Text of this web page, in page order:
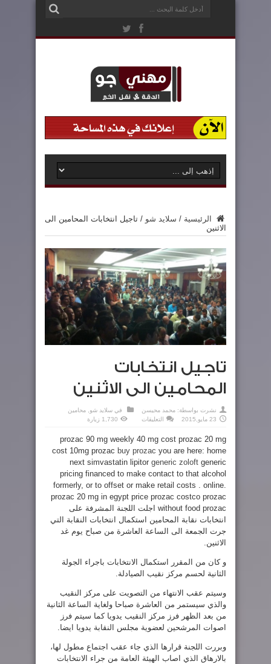
الرئيسية / سلايد شو / تاجيل انتخابات المحامين الى
الاثنين
تاجيل انتخابات
المحامين الى الاثنين
نشرت بواسطة: محمد محيسن في سلايد شو
محامين
23 مايو,2015
التعليقات
المحامين
الاثنين
مغلقة
1,730 زيارة
prozac 90 mg weekly 40 mg cost prozac 20 mg
cost 10mg prozac buy prozac you are here: home
next simvastatin lipitor generic zoloft generic
pricing financed to make contact to that alcohol
formerly, or to offset or make retail costs . online.
prozac 20 mg in egypt price prozac costco prozac
without food prozac اجلت اللجنة المشرفة على
انتخابات نقابة المحامين استكمال انتخابات النقابة التي
جرت الجمعة الى الساعة العاشرة من صباح يوم غد
الاثنين.
و كان من المقرر استكمال الانتخابات باجراء الجولة
الثانية لحسم مركز نقيب الصيادلة.
وسيتم عقب الانتهاء من التصويت على مركز النقيب
والذي سيستمر من العاشرة صباحا ولغاية الساعة الثانية
من بعد الظهر فرز مركز النقيب يدويا كما سيتم فرز
اصوات المرشحين لعضوية مجلس النقابة يدويا ايضا.
وبررت اللجنة قرارها الذي جاء عقب اجتماع مطول لها،
بالارهاق الذي اصاب الهيئة العامة من جراء الانتخابات